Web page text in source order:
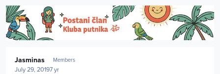
Jasminas Members
July 29, 20197 yr